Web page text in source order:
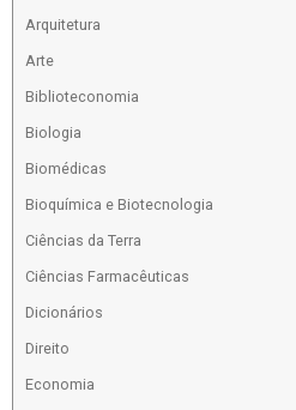
Arquitetura
Arte
Biblioteconomia
Biologia
Biomédicas
Bioquímica e Biotecnologia
Ciências da Terra
Ciências Farmacêuticas
Dicionários
Direito
Economia